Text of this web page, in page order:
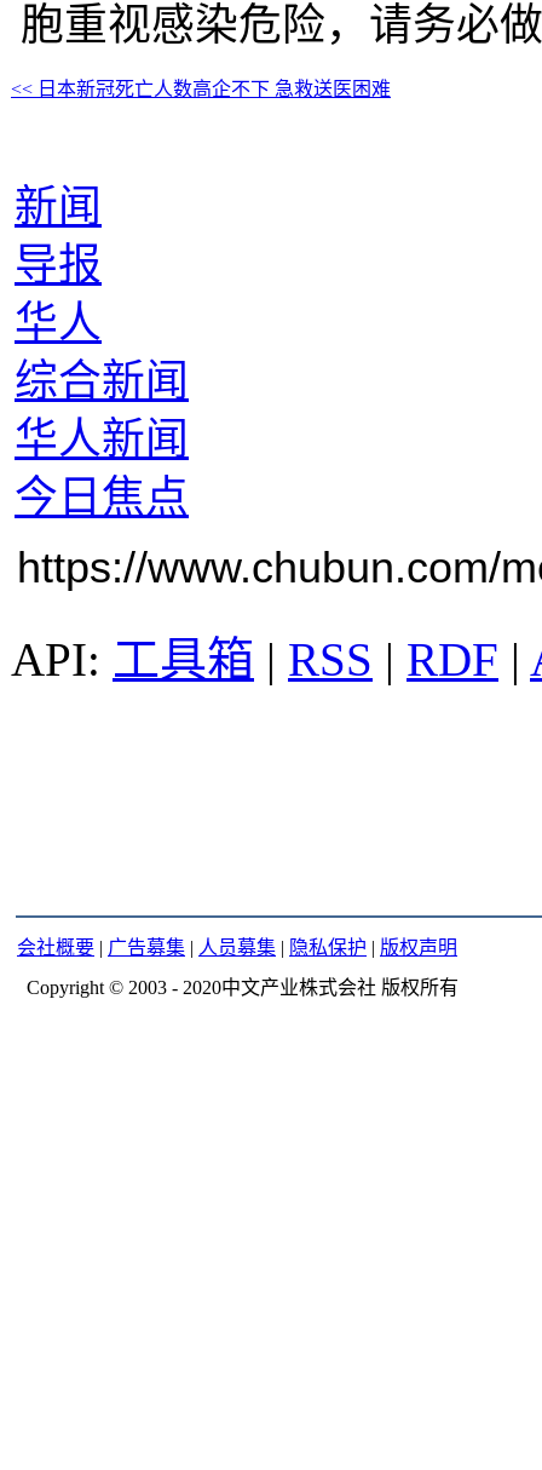
胞重视感染危险，请务必
<< 日本新冠死亡人数高企不下 急救送医困难
新闻
导报
华人
综合新闻
华人新闻
今日焦点
https://www.chubun.com/
工具箱 | RSS | RDF |
会社概要 | 广告募集 | 人员募集 | 隐私保护 | 版权声明
Copyright © 2003 - 2020中文产业株式会社 版权所有